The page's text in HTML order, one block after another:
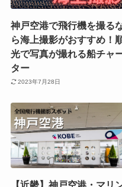
神戸空港で飛行機を撮る
ら海上撮影がおすすめ！
光で写真が撮れる船チャ
ター
2023年7月28日
【近畿】神戸空港・マリ